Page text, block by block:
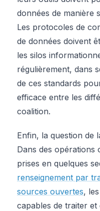
données de manière
Les protocoles de
de données doivent
les silos
régulièrement, dans
de ces standards
efficace entre les
coalition.
Enfin, la question de
Dans des opérations
prises en quelques
renseignement par
sources ouvertes,
capables de traiter et